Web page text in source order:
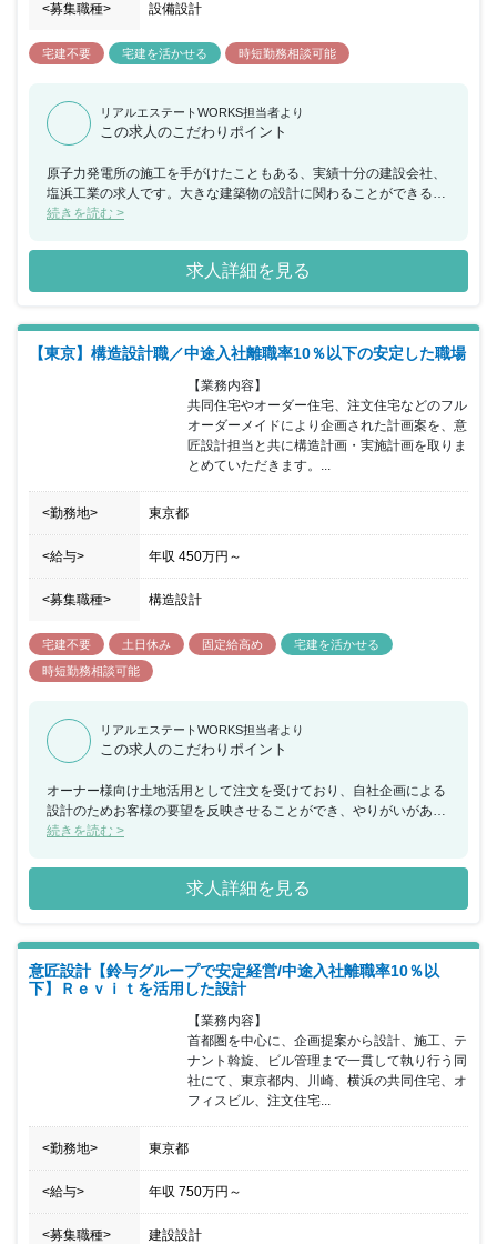
<募集職種> 設備設計
宅建不要 宅建を活かせる 時短勤務相談可能
リアルエステートWORKS担当者より
この求人のこだわりポイント
原子力発電所の施工を手がけたこともある、実績十分の建設会社、
塩浜工業の求人です。大きな建築物の設計に関わることができるの
で、これまでの経験を生かしながら、大きな挑戦をしたいという方
続きを読む >
求人詳細を見る
【東京】構造設計職／中途入社離職率10％以下の安定した職場
【業務内容】
共同住宅やオーダー住宅、注文住宅などのフル
オーダーメイドにより企画された計画案を、意
匠設計担当と共に構造計画・実施計画を取りま
とめていただきます。...
<勤務地> 東京都
<給与> 年収 450万円 ～
<募集職種> 構造設計
宅建不要 土日休み 固定給高め
宅建を活かせる
時短勤務相談可能
リアルエステートWORKS担当者より
この求人のこだわりポイント
オーナー様向け土地活用として注文を受けており、自社企画による
設計のためお客様の要望を反映させることができ、やりがいがあり
ます。
続きを読む >
求人詳細を見る
意匠設計【鈴与グループで安定経営/中途入社離職率10％以
下】Ｒｅｖｉｔを活用した設計
【業務内容】
首都圏を中心に、企画提案から設計、施工、テ
ナント斡旋、ビル管理まで一貫して執り行う同
社にて、東京都内、川崎、横浜の共同住宅、オ
フィスビル、注文住宅...
<勤務地> 東京都
<給与> 年収 750万円 ～
<募集職種> 建設設計